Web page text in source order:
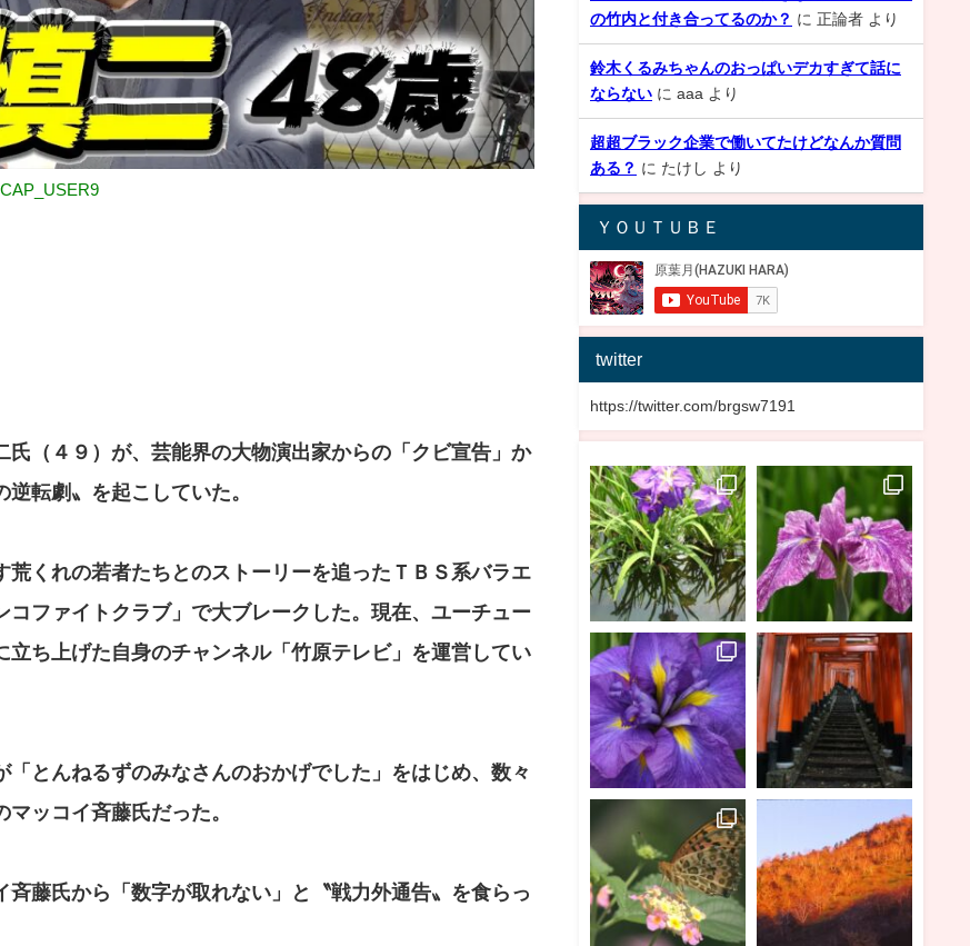
（４９）が、芸能界の大物演出家からの「クビ宣告」か
転劇〟を起こしていた。
くれの若者たちとのストーリーを追ったＴＢＳ系バラエ
ファイトクラブ」で大ブレークした。現在、ユーチュー
ち上げた自身のチャンネル「竹原テレビ」を運営してい
とんねるずのみなさんのおかげでした」をはじめ、数々
ッコイ斉藤氏だった。
藤氏から「数字が取れない」と〝戦力外通告〟を食らっ
の竹内と付き合ってるのか？ に 正論者 より
鈴木くるみちゃんのおっぱいデカすぎて話に
ならない に aaa より
超超ブラック企業で働いてたけどなんか質問
ある？ に たけし より
ＹＯＵＴＵＢＥ
twitter
https://twitter.com/brgsw7191